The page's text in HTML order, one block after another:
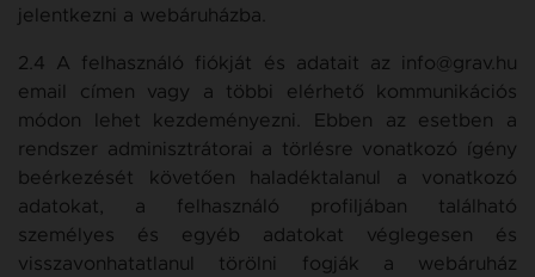
jelentkezni a webáruházba.
2.4 A felhasználó fiókját és adatait az info@grav.hu
email címen vagy a többi elérhető kommunikációs
módon lehet kezdeményezni. Ebben az esetben a
rendszer adminisztrátorai a törlésre vonatkozó ígény
beérkezését követően haladéktalanul a vonatkozó
adatokat, a felhasználó profiljában található
személyes és egyéb adatokat véglegesen és
visszavonhatatlanul törölni fogják a webáruház